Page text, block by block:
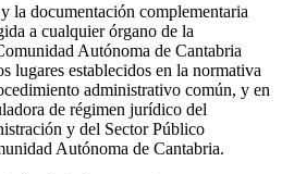
la documentación complementaria
a cualquier órgano de la
Autónoma de Cantabria
lugares establecidos en la normativa
administrativo común, y en
de régimen jurídico del
y del Sector Público
Autónoma de Cantabria.